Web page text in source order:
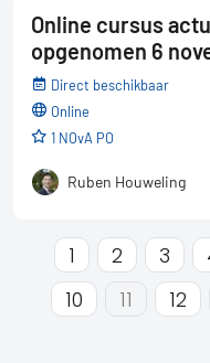
Online cursus
opgenomen 6
Direct beschikbaar
online
1 NOvA PO
Ruben Houweling
1 2 3
10
11 12